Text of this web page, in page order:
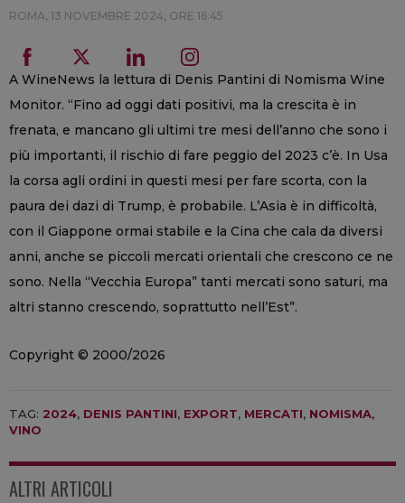
ROMA, 13 NOVEMBRE 2024, ORE 16:45
A WineNews la lettura di Denis Pantini di Nomisma Wine
Monitor. “Fino ad oggi dati positivi, ma la crescita è in
frenata, e mancano gli ultimi tre mesi dell’anno che sono i
più importanti, il rischio di fare peggio del 2023 c’è. In Usa
la corsa agli ordini in questi mesi per fare scorta, con la
paura dei dazi di Trump, è probabile. L’Asia è in difficoltà,
con il Giappone ormai stabile e la Cina che cala da diversi
anni, anche se piccoli mercati orientali che crescono ce ne
sono. Nella “Vecchia Europa” tanti mercati sono saturi, ma
altri stanno crescendo, soprattutto nell’Est”.
Copyright © 2000/2026
TAG: 2024, DENIS PANTINI, EXPORT, MERCATI, NOMISMA,
VINO
ALTRI ARTICOLI